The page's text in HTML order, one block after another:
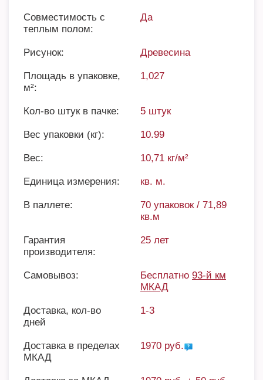
Совместимость с
теплым полом:
Да
Рисунок: Древесина
Площадь в упаковке,
м²:
1,027
Кол-во штук в пачке: 5 штук
Вес упаковки (кг): 10.99
Вес: 10,71 кг/м²
Единица измерения: кв. м.
В паллете:
70 упаковок / 71,89
кв.м
Гарантия
производителя:
25 лет
Самовывоз: Бесплатно 93-й км
МКАД
Доставка, кол-во
дней
1-3
Доставка в пределах
МКАД
1970 руб.